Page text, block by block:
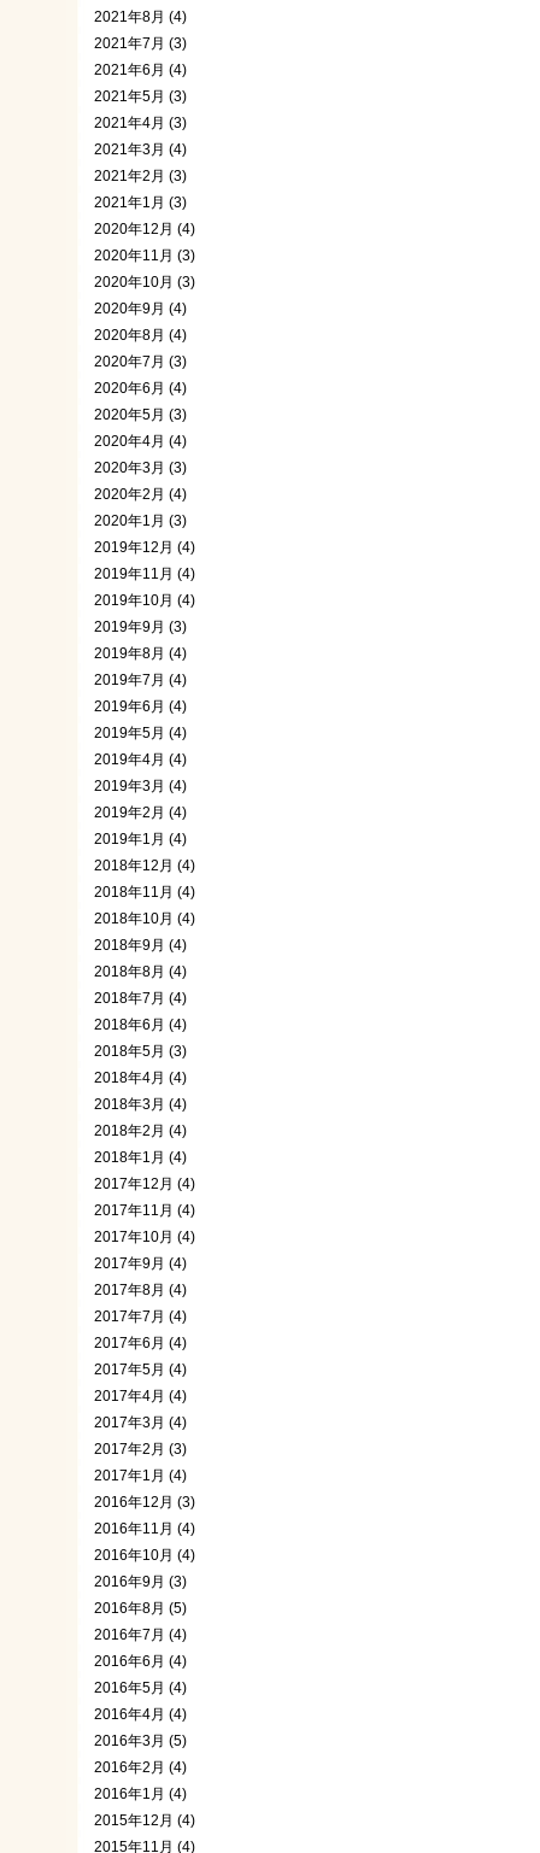
2021年8月 (4)
2021年7月 (3)
2021年6月 (4)
2021年5月 (3)
2021年4月 (3)
2021年3月 (4)
2021年2月 (3)
2021年1月 (3)
2020年12月 (4)
2020年11月 (3)
2020年10月 (3)
2020年9月 (4)
2020年8月 (4)
2020年7月 (3)
2020年6月 (4)
2020年5月 (3)
2020年4月 (4)
2020年3月 (3)
2020年2月 (4)
2020年1月 (3)
2019年12月 (4)
2019年11月 (4)
2019年10月 (4)
2019年9月 (3)
2019年8月 (4)
2019年7月 (4)
2019年6月 (4)
2019年5月 (4)
2019年4月 (4)
2019年3月 (4)
2019年2月 (4)
2019年1月 (4)
2018年12月 (4)
2018年11月 (4)
2018年10月 (4)
2018年9月 (4)
2018年8月 (4)
2018年7月 (4)
2018年6月 (4)
2018年5月 (3)
2018年4月 (4)
2018年3月 (4)
2018年2月 (4)
2018年1月 (4)
2017年12月 (4)
2017年11月 (4)
2017年10月 (4)
2017年9月 (4)
2017年8月 (4)
2017年7月 (4)
2017年6月 (4)
2017年5月 (4)
2017年4月 (4)
2017年3月 (4)
2017年2月 (3)
2017年1月 (4)
2016年12月 (3)
2016年11月 (4)
2016年10月 (4)
2016年9月 (3)
2016年8月 (5)
2016年7月 (4)
2016年6月 (4)
2016年5月 (4)
2016年4月 (4)
2016年3月 (5)
2016年2月 (4)
2016年1月 (4)
2015年12月 (4)
2015年11月 (4)